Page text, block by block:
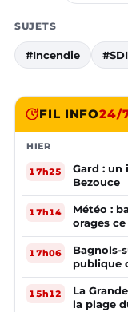
SUJETS
#Incendie
FIL INFO24/
HIER
17h25
Gard : un
Bezouce
17h14
Météo :
orages
17h06
Bagnols-
publique
la mairie
15h12
La
la plage